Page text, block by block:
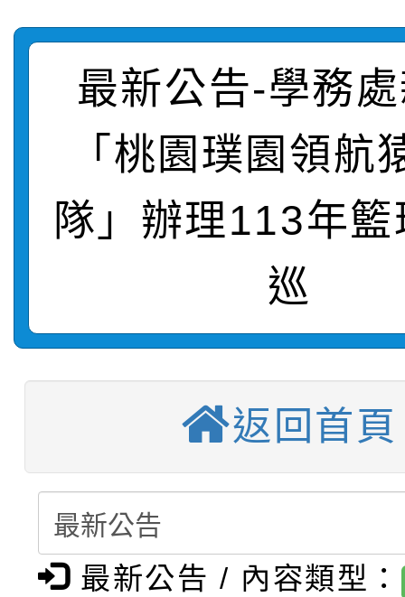
城市手牽手，綠能透明
畫影片一案
轉知：「115學年度全
劇比賽實施要點」及修
表
轉知：桃園市115年度
敬師藝文競賽』實施計
【甄選結果(第11招)】
學年度第1學期第7次
結果(第11招)
【甄選結果(第3招)】
學年度第1學期第9次代
桃園市家庭教育中心「
程資訊」、「暑期親子
「祖孫樂淘桃」、「愛
絕-親子共學同樂會」
站幸福系列講座及成長
報，惠請貴機關(學校)
宣導。
「校園短影音徵選活動
員」簡章及活動海報，
踴躍報名參加
轉知：桃園市115學年
賽及師生本土語及新住
賽實施要點
轉知：「桃園市115學
比賽實施要點」
轉知：「115年金融知
動辦法」
轉知臺中市政府政風處
城市手牽手，綠能透明
畫影片一案
轉知：「115學年度全
劇比賽實施要點」及修
轉知：桃園市115年度
最新公告-學務
「桃園璞園領航
隊」辦理113年
巡
返回首頁
最新公告 / 內容類型：